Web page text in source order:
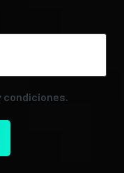
condiciones.